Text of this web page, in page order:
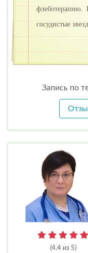
флеботерапию.
сосудистые
Запись по
(4.4 из 5)